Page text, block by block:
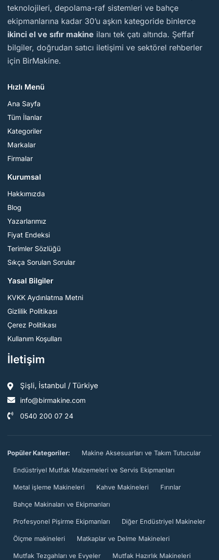
teknolojileri, depolama-raf sistemleri ve bahçe
ekipmanlarına kadar 30’u aşkın kategoride binlerce
ikinci el ve sıfır makine ilanı tek çatı altında. Şeffaf
bilgiler, doğrudan satıcı iletişimi ve sektörel rehberler
için BirMakine.
Hızlı Menü
Ana Sayfa
Tüm İlanlar
Kategoriler
Markalar
Firmalar
Kurumsal
Hakkımızda
Blog
Yazarlarımız
Fiyat Endeksi
Terimler Sözlüğü
Sıkça Sorulan Sorular
Yasal Bilgiler
KVKK Aydınlatma Metni
Gizlilik Politikası
Çerez Politikası
Kullanım Koşulları
İletişim
Şişli, İstanbul / Türkiye
info@birmakine.com
0540 200 07 24
Popüler Kategoriler: Makine Aksesuarları ve Takım Tutucular
Endüstriyel Mutfak Malzemeleri ve Servis Ekipmanları
Metal işleme Makineleri Kahve Makineleri Fırınlar
Bahçe Makinaları ve Ekipmanları
Profesyonel Pişirme Ekipmanları Diğer Endüstriyel Makineler
Ölçme makineleri Matkaplar ve Delme Makineleri
Mutfak Tezgahları ve Evyeler Mutfak Hazırlık Makineleri